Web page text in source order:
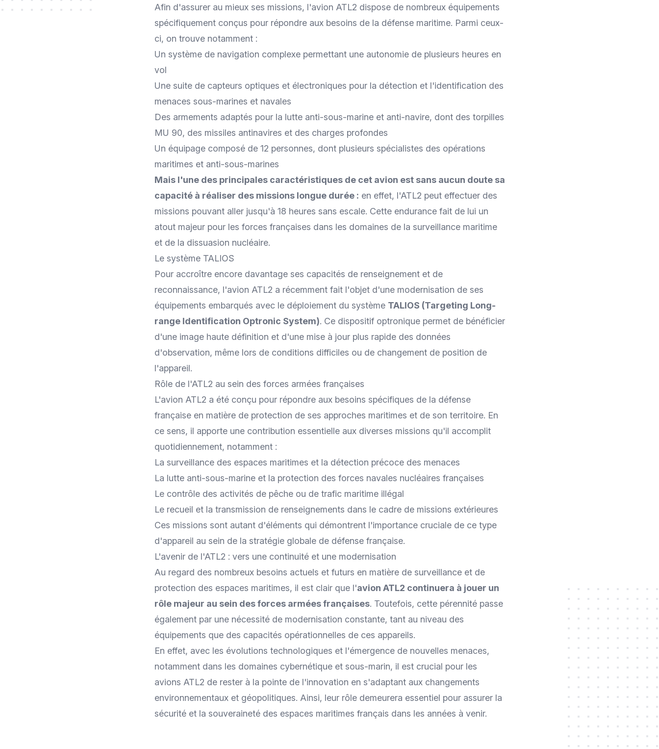
Afin d'assurer au mieux ses missions, l'avion ATL2 dispose de nombreux équipements
spécifiquement conçus pour répondre aux besoins de la défense maritime. Parmi ceux-
ci, on trouve notamment :
Un système de navigation complexe permettant une autonomie de plusieurs heures en
vol
Une suite de capteurs optiques et électroniques pour la détection et l'identification des
menaces sous-marines et navales
Des armements adaptés pour la lutte anti-sous-marine et anti-navire, dont des torpilles
MU 90, des missiles antinavires et des charges profondes
Un équipage composé de 12 personnes, dont plusieurs spécialistes des opérations
maritimes et anti-sous-marines
Mais l'une des principales caractéristiques de cet avion est sans aucun doute sa
capacité à réaliser des missions longue durée : en effet, l'ATL2 peut effectuer des
missions pouvant aller jusqu'à 18 heures sans escale. Cette endurance fait de lui un
atout majeur pour les forces françaises dans les domaines de la surveillance maritime
et de la dissuasion nucléaire.
Le système TALIOS
Pour accroître encore davantage ses capacités de renseignement et de
reconnaissance, l'avion ATL2 a récemment fait l'objet d'une modernisation de ses
équipements embarqués avec le déploiement du système TALIOS (Targeting Long-
range Identification Optronic System). Ce dispositif optronique permet de bénéficier
d'une image haute définition et d'une mise à jour plus rapide des données
d'observation, même lors de conditions difficiles ou de changement de position de
l'appareil.
Rôle de l'ATL2 au sein des forces armées françaises
L'avion ATL2 a été conçu pour répondre aux besoins spécifiques de la défense
française en matière de protection de ses approches maritimes et de son territoire. En
ce sens, il apporte une contribution essentielle aux diverses missions qu'il accomplit
quotidiennement, notamment :
La surveillance des espaces maritimes et la détection précoce des menaces
La lutte anti-sous-marine et la protection des forces navales nucléaires françaises
Le contrôle des activités de pêche ou de trafic maritime illégal
Le recueil et la transmission de renseignements dans le cadre de missions extérieures
Ces missions sont autant d'éléments qui démontrent l'importance cruciale de ce type
d'appareil au sein de la stratégie globale de défense française.
L'avenir de l'ATL2 : vers une continuité et une modernisation
Au regard des nombreux besoins actuels et futurs en matière de surveillance et de
protection des espaces maritimes, il est clair que l'avion ATL2 continuera à jouer un
rôle majeur au sein des forces armées françaises. Toutefois, cette pérennité passe
également par une nécessité de modernisation constante, tant au niveau des
équipements que des capacités opérationnelles de ces appareils.
En effet, avec les évolutions technologiques et l'émergence de nouvelles menaces,
notamment dans les domaines cybernétique et sous-marin, il est crucial pour les
avions ATL2 de rester à la pointe de l'innovation en s'adaptant aux changements
environnementaux et géopolitiques. Ainsi, leur rôle demeurera essentiel pour assurer la
sécurité et la souveraineté des espaces maritimes français dans les années à venir.